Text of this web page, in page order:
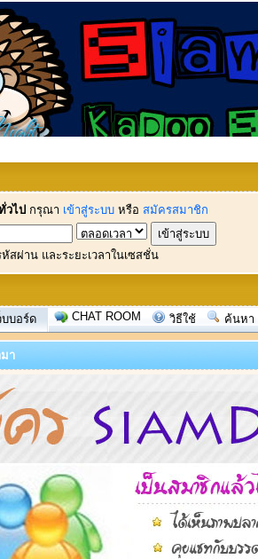
วไป กรุณา เข้าสู่ระบบ หรือ สมัครสมาชิก
สผ่าน และระยะเวลาในเซสชั่น
บบอร์ด CHAT ROOM วิธีใช้ ค้นหา
า